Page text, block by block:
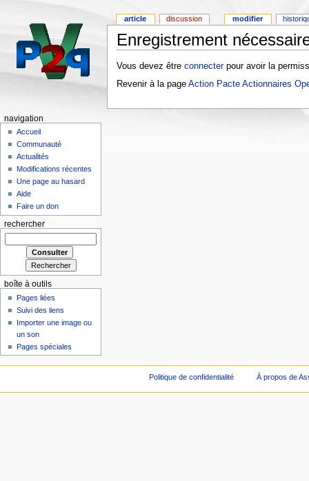
Enregistrement
Vous devez être connecterpour avoir la
Revenir à la page Action Pacte Actionnaires
article discussion modifier
navigation
Accueil
Communauté
Actualités
Modifications récentes
Une page au hasard
Aide
Faire un don
rechercher
boîte à outils
Pages liées
Suivi des liens
Importer une image ou
un son
Pages spéciales
Politique de confidentialité À propos de